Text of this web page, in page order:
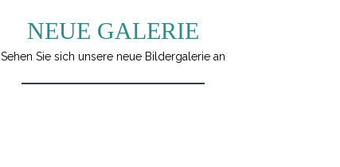
NEUE GALERIE
Sehen Sie sich unsere neue Bildergalerie an